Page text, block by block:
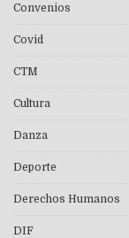
Convenios
Covid
CTM
Cultura
Danza
Deporte
Derechos Humanos
DIF